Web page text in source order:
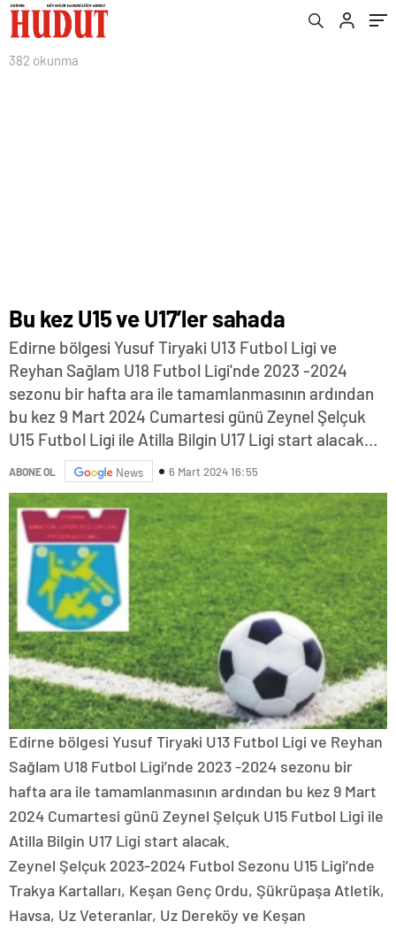
382 okunma
Bu kez U15 ve U17’ler sahada
Edirne bölgesi Yusuf Tiryaki U13 Futbol Ligi ve
Reyhan Sağlam U18 Futbol Ligi'nde 2023 -2024
sezonu bir hafta ara ile tamamlanmasının ardından
bu kez 9 Mart 2024 Cumartesi günü Zeynel Şelçuk
U15 Futbol Ligi ile Atilla Bilgin U17 Ligi start alacak…
ABONE OL News 6 Mart 2024 16:55
Edirne bölgesi Yusuf Tiryaki U13 Futbol Ligi ve Reyhan
Sağlam U18 Futbol Ligi’nde 2023 -2024 sezonu bir
hafta ara ile tamamlanmasının ardından bu kez 9 Mart
2024 Cumartesi günü Zeynel Şelçuk U15 Futbol Ligi ile
Atilla Bilgin U17 Ligi start alacak.
Zeynel Şelçuk 2023-2024 Futbol Sezonu U15 Ligi’nde
Trakya Kartalları, Keşan Genç Ordu, Şükrüpaşa Atletik,
Havsa, Uz Veteranlar, Uz Dereköy ve Keşan